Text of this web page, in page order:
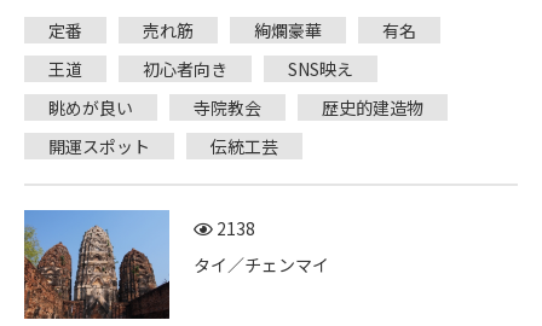
定番
売れ筋 絢爛豪華
有名
王道
初心者向き
SNS映え
眺めが良い
寺院教会
歴史的建造物
開運スポット
伝統工芸
2138
タイ／チェンマイ